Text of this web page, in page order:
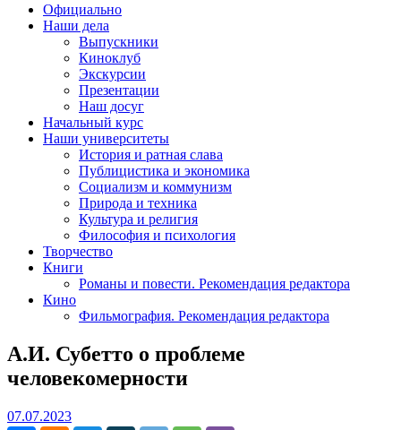
Официально
Наши дела
Выпускники
Киноклуб
Экскурсии
Презентации
Наш досуг
Начальный курс
Наши университеты
История и ратная слава
Публицистика и экономика
Социализм и коммунизм
Природа и техника
Культура и религия
Философия и психология
Творчество
Книги
Романы и повести. Рекомендация редактора
Кино
Фильмография. Рекомендация редактора
А.И. Субетто о проблеме
человекомерности
07.07.202307.07.2023